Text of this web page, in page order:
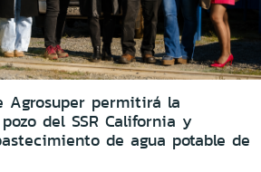
Agrosuper permitirá la
del SSR California y
de agua potable de